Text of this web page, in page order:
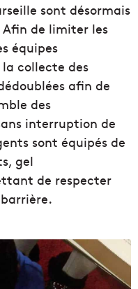
sont désormais
de limiter les
équipes
collecte des
afin de
des
interruption de
sont équipés de
gel
de respecter